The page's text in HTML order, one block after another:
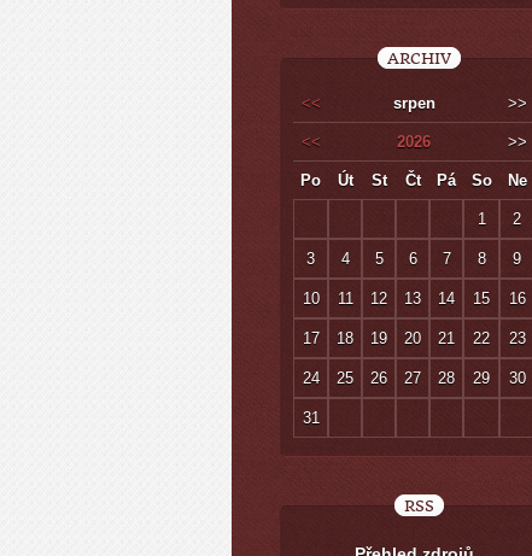
ARCHIV
<< srpen >>
<< 2026 >>
Po Út St Čt Pá So Ne
1 2
3 4 5 6 7 8 9
10 11 12 13 14 15 16
17 18 19 20 21 22 23
24 25 26 27 28 29 30
31
RSS